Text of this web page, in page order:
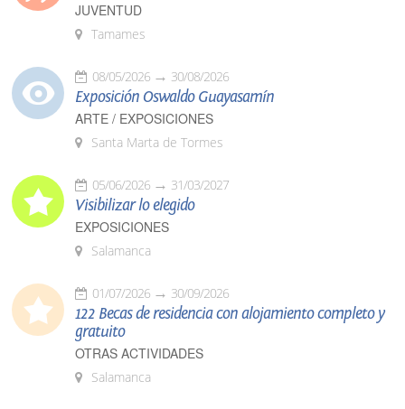
JUVENTUD
Tamames
08/05/2026 30/08/2026
Exposición Oswaldo Guayasamín
ARTE / EXPOSICIONES
Santa Marta de Tormes
05/06/2026 31/03/2027
Visibilizar lo elegido
EXPOSICIONES
Salamanca
01/07/2026 30/09/2026
122 Becas de residencia con alojamiento completo y
gratuito
OTRAS ACTIVIDADES
Salamanca